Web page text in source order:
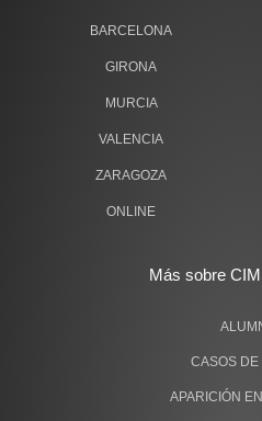
Más sobre
CASOS DE
APARICIÓN
BARCELONA
GIRONA
MURCIA
VALENCIA
ZARAGOZA
ONLINE